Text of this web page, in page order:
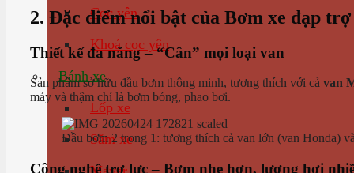
Cọc yên
Khoá cọc yên
Bánh xe
Lốp xe
Săm xe
2. Đặc điểm nổi bật của Bơm xe đạp
Thiết kế đa năng – “Cân” mọi loại van
Sản phẩm sở hữu đầu bơm thông minh, tương thích với cả van
máy và thậm chí là bơm bóng, phao bơi.
Đầu bơm 2 trong 1: tương thích cả van lớn (van Honda)
Công nghệ trợ lực – Bơm nhẹ hơn, lượng hơi